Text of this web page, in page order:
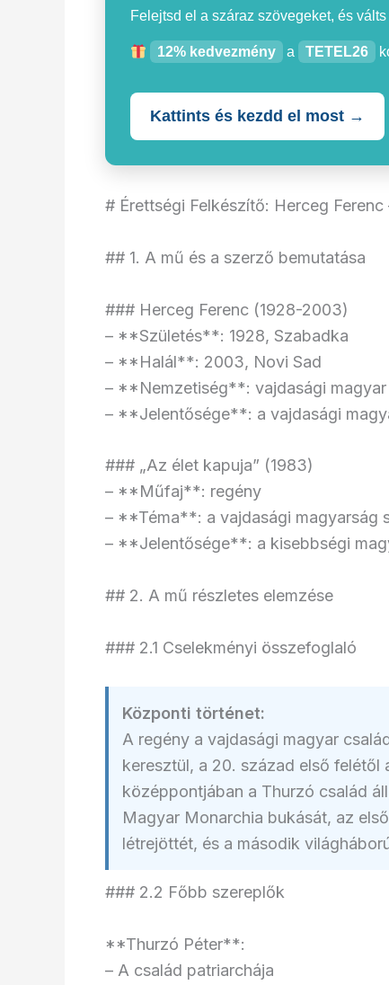
Felejtsd el a száraz szövegeket, és
12% kedvezmény a TETEL26
Kattints és kezdd el most →
# Érettségi Felkészítő: Herceg Ferenc
## 1. A mű és a szerző bemutatása
### Herceg Ferenc (1928-2003)
– **Születés**: 1928, Szabadka
– **Halál**: 2003, Novi Sad
– **Nemzetiség**: vajdasági magyar
– **Jelentősége**: a vajdasági
### „Az élet kapuja” (1983)
– **Műfaj**: regény
– **Téma**: a vajdasági magyarság
– **Jelentősége**: a kisebbségi
## 2. A mű részletes elemzése
### 2.1 Cselekményi összefoglaló
Központi történet:
A regény a vajdasági magyar
keresztül, a 20. század első
középpontjában a Thurzó család
Magyar Monarchia bukását, az
létrejöttét, és a második
### 2.2 Főbb szereplők
**Thurzó Péter**:
– A család patriarchája